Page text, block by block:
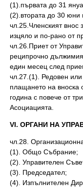
(1).първата до 31
(2).втората до 30 юни
чл.25.Членският внос
изцяло и по-рано от
чл.26.Приет от
реципрочно
един месец след
чл.27.(1). Редовен
плащането на вноска
година с повече от
Асоциацията.
VІ. ОРГАНИ НА
чл.28.
(1). Общо Събрание;
(2). Управителен
(3). Председател;
(4). Изпълнителен